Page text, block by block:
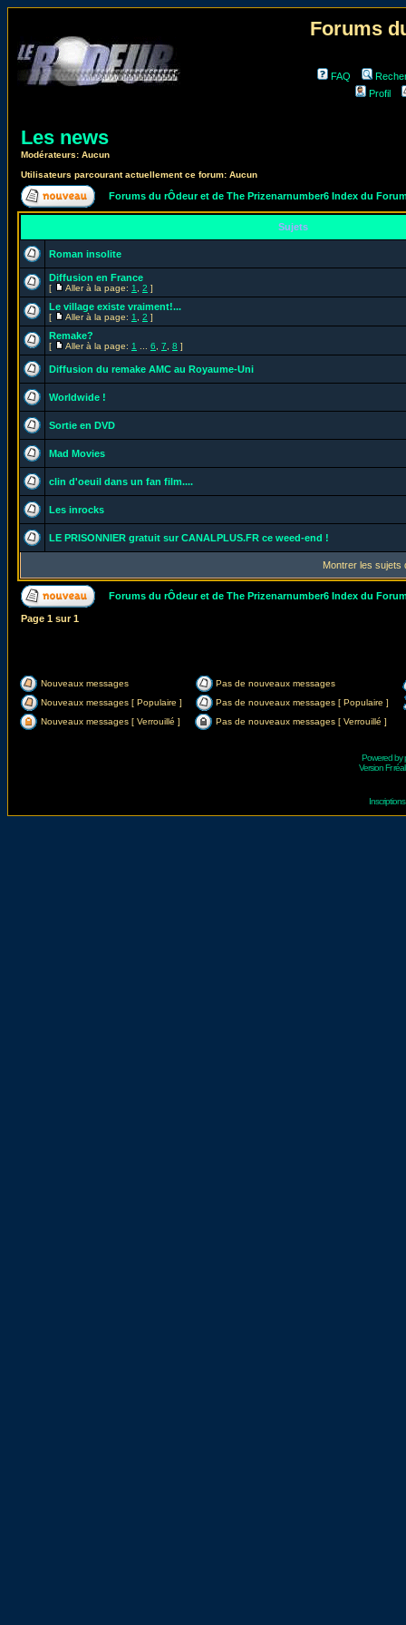
Forums
FAQ
Profil
Les news
Modérateurs: Aucun
Utilisateurs parcourant actuellement ce forum: Aucun
Forums du rÔdeur et de The Prizenarnumber6 Index du
Sujets
Roman insolite
Diffusion en France
[ Aller à la page: 1 2 ]
Le village existe vraiment!...
[ Aller à la page: 1 2 ]
Remake?
[ Aller à la page: 1 6 7 8 ]
Diffusion du remake AMC au Royaume-Uni
Worldwide !
Sortie en DVD
Mad Movies
clin d'oeuil dans un fan film....
Les inrocks
LE PRISONNIER gratuit sur CANALPLUS.FR ce weed-end !
Montrer les sujets
Forums du rÔdeur et de The Prizenarnumber6 Index du
Page 1 sur1
Nouveaux messages
Pas de nouveaux messages
Nouveaux messages [ Populaire ]
Pas de nouveaux messages [ Populaire ]
Nouveaux messages [ Verrouillé ]
Pas de nouveaux messages [ Verrouillé ]
Powered by
Version Fr